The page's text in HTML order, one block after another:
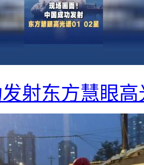
射东方慧眼高